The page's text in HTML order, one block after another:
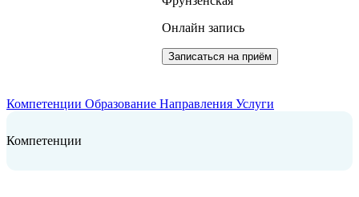
Онлайн запись
Записаться на приём
Компетенции Образование Направления Услуги
Компетенции